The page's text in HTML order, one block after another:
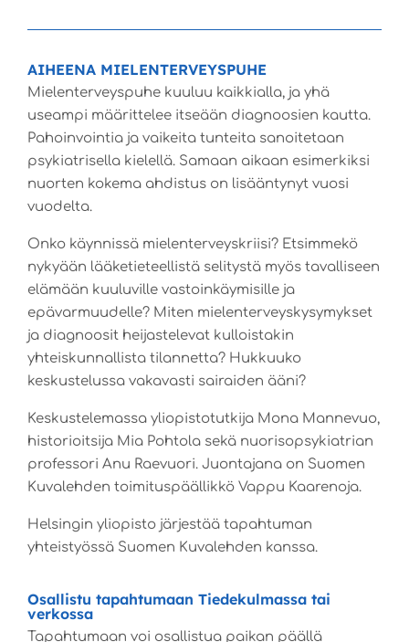
AIHEENA MIELENTERVEYSPUHE
Mielenterveyspuhe kuuluu kaikkialla, ja yhä
useampi määrittelee itseään diagnoosien kautta.
Pahoinvointia ja vaikeita tunteita sanoitetaan
psykiatrisella kielellä. Samaan aikaan esimerkiksi
nuorten kokema ahdistus on lisääntynyt vuosi
vuodelta.
Onko käynnissä mielenterveyskriisi? Etsimmekö
nykyään lääketieteellistä selitystä myös tavalliseen
elämään kuuluville vastoinkäymisille ja
epävarmuudelle? Miten mielenterveyskysymykset
ja diagnoosit heijastelevat kulloistakin
yhteiskunnallista tilannetta? Hukkuuko
keskustelussa vakavasti sairaiden ääni?
Keskustelemassa yliopistotutkija Mona Mannevuo,
historioitsija Mia Pohtola sekä nuorisopsykiatrian
professori Anu Raevuori. Juontajana on Suomen
Kuvalehden toimituspäällikkö Vappu Kaarenoja.
Helsingin yliopisto järjestää tapahtuman
yhteistyössä Suomen Kuvalehden kanssa.
Osallistu tapahtumaan Tiedekulmassa tai
verkossa
Tapahtumaan voi osallistua paikan päällä